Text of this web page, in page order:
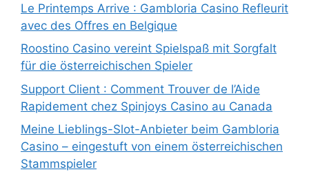
Le Printemps Arrive : Gambloria Casino Refleurit
avec des Offres en Belgique
Roostino Casino vereint Spielspaß mit Sorgfalt
für die österreichischen Spieler
Support Client : Comment Trouver de l’Aide
Rapidement chez Spinjoys Casino au Canada
Meine Lieblings-Slot-Anbieter beim Gambloria
Casino – eingestuft von einem österreichischen
Stammspieler